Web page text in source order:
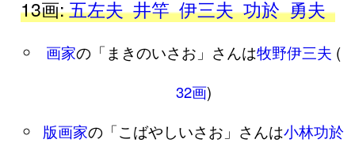
13画:五左夫 井竿 伊三夫 功於 勇夫
画家の「まきのいさお」さんは牧野伊三夫 (
32画)
版画家の「こばやしいさお」さんは小林功於